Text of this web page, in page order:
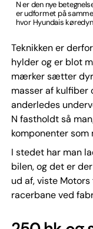
N er den nye
er udformet på
hvor Hyundais
Teknikken er
hylder og er blot
mærker sætter
masser af kulfiber
anderledes
N fastholdt så
komponenter som
I stedet har man
bilen, og det er
ud af, viste
racerbane ved